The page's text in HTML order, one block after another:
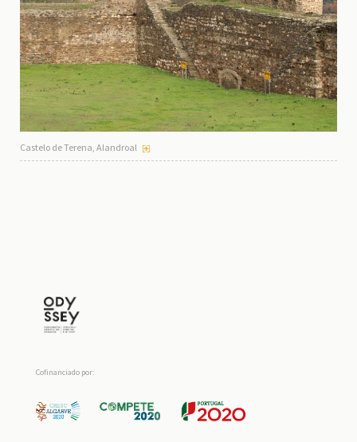
Castelo de Terena, Alandroal
Cofinanciado por: